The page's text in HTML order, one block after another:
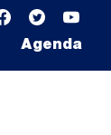
Agenda